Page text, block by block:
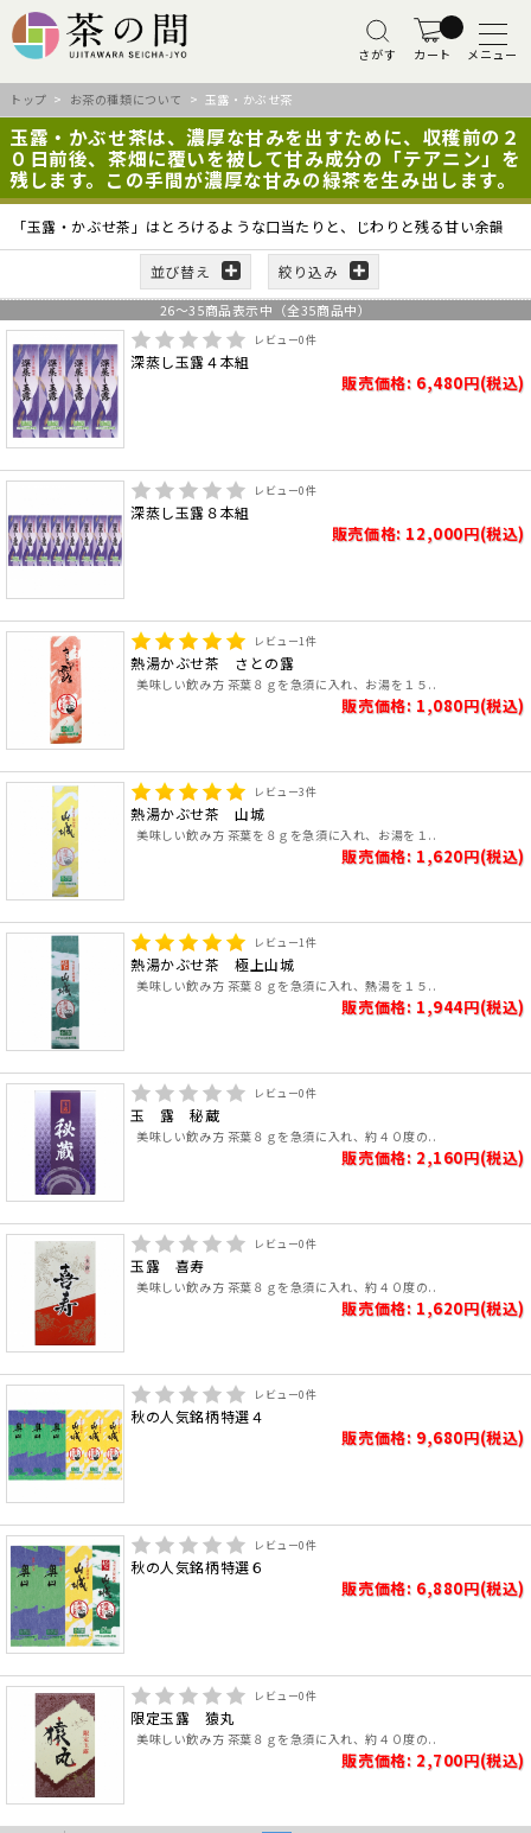
さがす カート メニュー
トップ > お茶の種類について > 玉露・かぶせ茶
玉露・かぶせ茶は、濃厚な甘みを出すために、収穫前の２
０日前後、茶畑に覆いを被して甘み成分の「テアニン」を
残します。この手間が濃厚な甘みの緑茶を生み出します。
「玉露・かぶせ茶」はとろけるような口当たりと、じわりと残る甘い余韻
並び替え 絞り込み
26～35商品表示中（全35商品中）
レビュー0件
深蒸し玉露４本組
販売価格: 6,480円(税込)
レビュー0件
深蒸し玉露８本組
販売価格: 12,000円(税込)
レビュー1件
熱湯かぶせ茶 さとの露
美味しい飲み方 茶葉８ｇを急須に入れ、お湯を１５..
販売価格: 1,080円(税込)
レビュー3件
熱湯かぶせ茶 山城
美味しい飲み方 茶葉を８ｇを急須に入れ、お湯を１..
販売価格: 1,620円(税込)
レビュー1件
熱湯かぶせ茶 極上山城
美味しい飲み方 茶葉８ｇを急須に入れ、熱湯を１５..
販売価格: 1,944円(税込)
レビュー0件
玉 露 秘蔵
美味しい飲み方 茶葉８ｇを急須に入れ、約４０度の..
販売価格: 2,160円(税込)
レビュー0件
玉露 喜寿
美味しい飲み方 茶葉８ｇを急須に入れ、約４０度の..
販売価格: 1,620円(税込)
レビュー0件
秋の人気銘柄特選４
販売価格: 9,680円(税込)
レビュー0件
秋の人気銘柄特選６
販売価格: 6,880円(税込)
レビュー0件
限定玉露 猿丸
美味しい飲み方 茶葉８ｇを急須に入れ、約４０度の..
販売価格: 2,700円(税込)